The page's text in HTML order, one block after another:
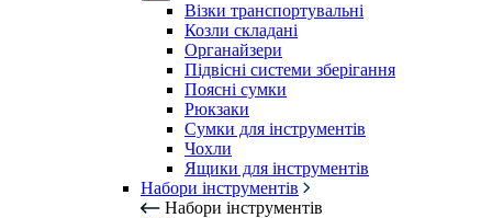
Візки транспортувальні
Козли складані
Органайзери
Підвісні системи зберігання
Поясні сумки
Рюкзаки
Сумки для інструментів
Чохли
Ящики для інструментів
Набори інструментів
Набори інструментів